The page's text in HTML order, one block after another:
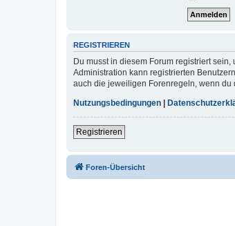
REGISTRIEREN
Du musst in diesem Forum registriert
Administration kann registrierten
auch die jeweiligen Forenregeln, wenn du
Nutzungsbedingungen |
Registrieren
Foren-Übersicht